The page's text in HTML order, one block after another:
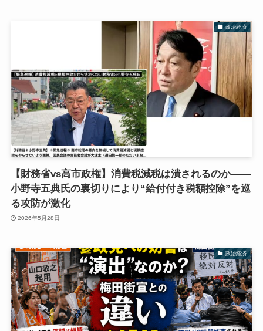
政治経済
【財務省vs高市政権】消費税減税は潰されるのか――
小野寺五典氏の裏切りにより“給付付き税額控除”を巡
る攻防が激化
2026年5月28日
政治経済